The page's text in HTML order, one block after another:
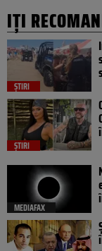
IȚI
ȘTIRI
ȘTIRI
MEDIAFAX